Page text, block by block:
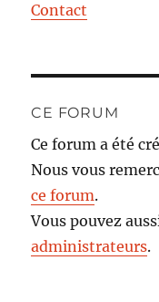
Contact
CE FORUM
Ce forum a été
Nous vous
ce forum.
Vous pouvez
administrateurs.